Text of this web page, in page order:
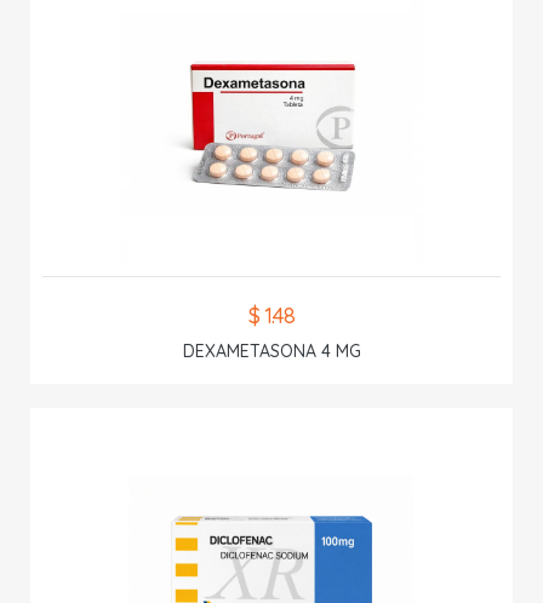
$ 1.48
DEXAMETASONA 4 MG